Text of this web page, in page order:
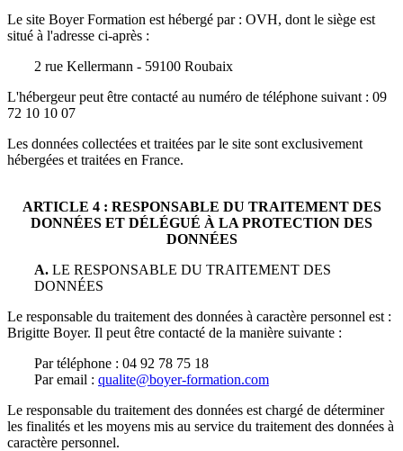
Le site Boyer Formation est hébergé par : OVH, dont le siège est
situé à l'adresse ci-après :
2 rue Kellermann - 59100 Roubaix
L'hébergeur peut être contacté au numéro de téléphone suivant : 09
72 10 10 07
Les données collectées et traitées par le site sont exclusivement
hébergées et traitées en France.
ARTICLE 4 : RESPONSABLE DU TRAITEMENT DES
DONNÉES ET DÉLÉGUÉ À LA PROTECTION DES
DONNÉES
A. LE RESPONSABLE DU TRAITEMENT DES
DONNÉES
Le responsable du traitement des données à caractère personnel est :
Brigitte Boyer. Il peut être contacté de la manière suivante :
Par téléphone : 04 92 78 75 18
Par email : qualite@boyer-formation.com
Le responsable du traitement des données est chargé de déterminer
les finalités et les moyens mis au service du traitement des données à
caractère personnel.